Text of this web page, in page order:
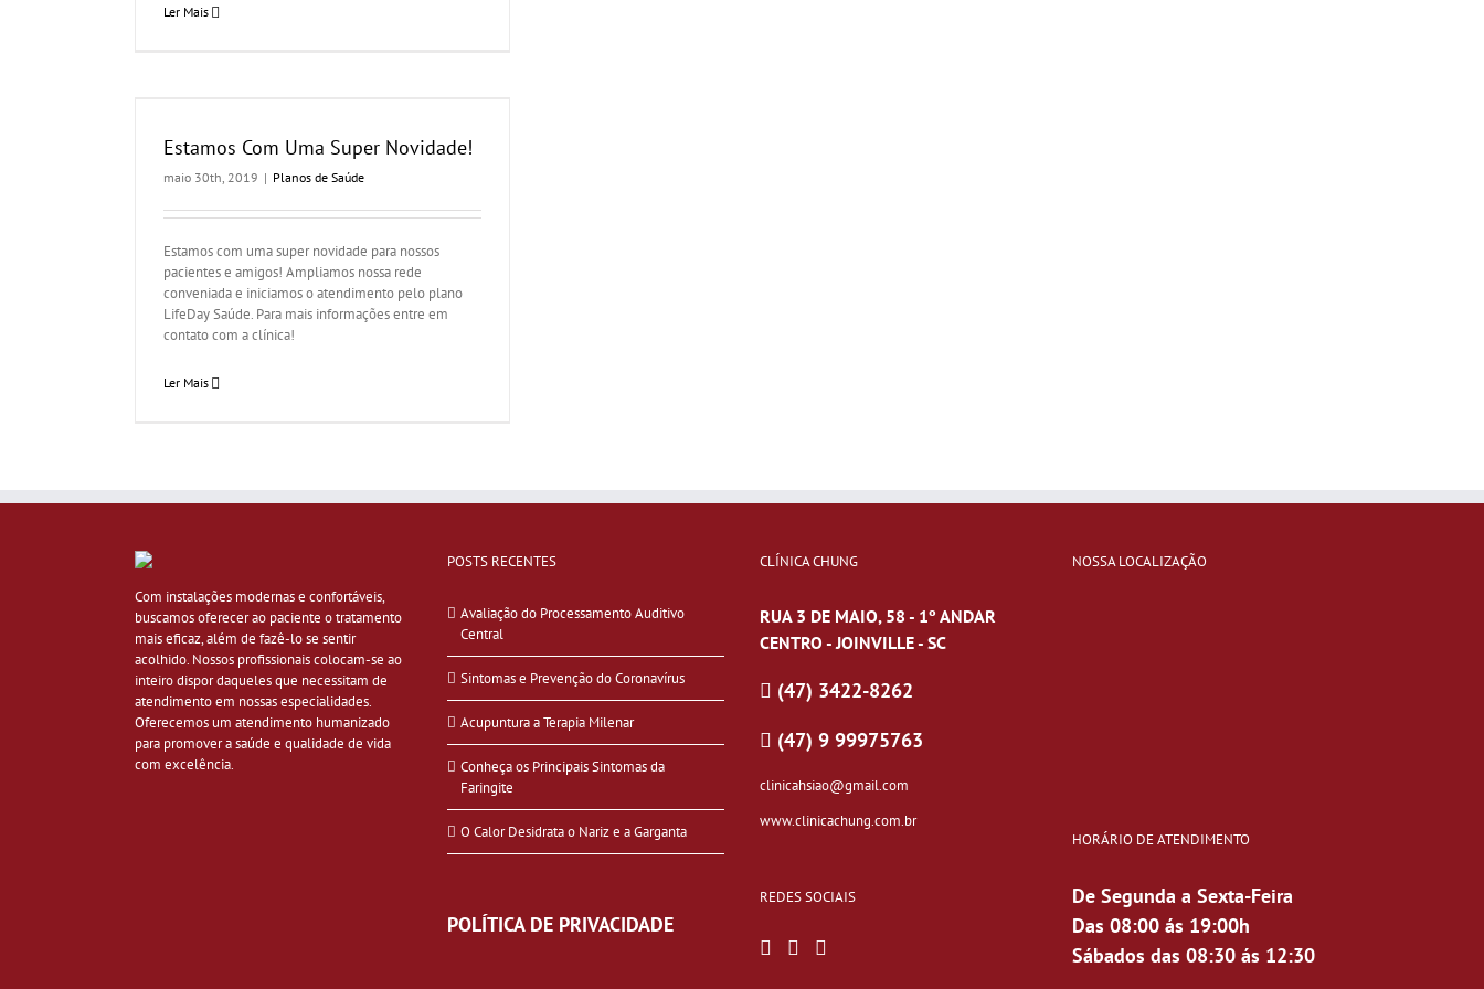
Ler Mais
Estamos Com Uma Super Novidade!
maio 30th, 2019 | Planos de Saúde
Estamos com uma super novidade para nossos
pacientes e amigos! Ampliamos nossa rede
conveniada e iniciamos o atendimento pelo plano
LifeDay Saúde. Para mais informações entre em
contato com a clínica!
Ler Mais
Com instalações modernas e confortáveis,
buscamos oferecer ao paciente o tratamento
mais eficaz, além de fazê-lo se sentir
acolhido. Nossos profissionais colocam-se ao
inteiro dispor daqueles que necessitam de
atendimento em nossas especialidades.
Oferecemos um atendimento humanizado
para promover a saúde e qualidade de vida
com excelência.
POSTS RECENTES
Avaliação do Processamento Auditivo
Central
Sintomas e Prevenção do Coronavírus
Acupuntura a Terapia Milenar
Conheça os Principais Sintomas da
Faringite
O Calor Desidrata o Nariz e a Garganta
POLÍTICA DE PRIVACIDADE
CLÍNICA CHUNG
RUA 3 DE MAIO, 58 - 1º ANDAR
CENTRO - JOINVILLE - SC
(47) 3422-8262
(47) 9 99975763
clinicahsiao@gmail.com
www.clinicachung.com.br
REDES SOCIAIS
NOSSA LOCALIZAÇÃO
HORÁRIO DE ATENDIMENTO
De Segunda a Sexta-Feira
Das 08:00 ás 19:00h
Sábados das 08:30 ás 12:30